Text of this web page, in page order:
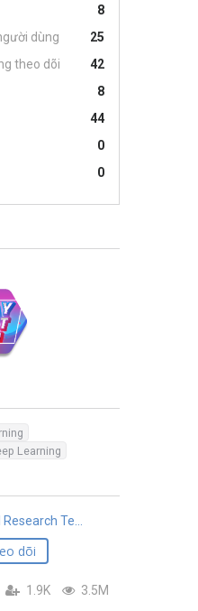
8
dùng
25
theo dõi
42
8
44
0
0
Learning
dõi
1.9K 3.5M